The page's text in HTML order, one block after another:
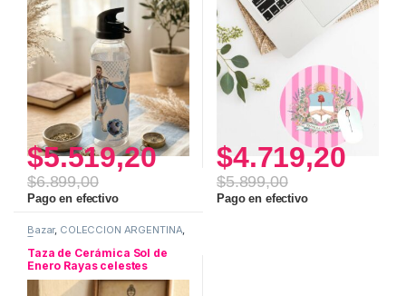
$5.519,20
$6.899,00
Pago en efectivo
$4.719,20
$5.899,00
Pago en efectivo
Bazar, COLECCION ARGENTINA,
Tazas
Taza de Cerámica Sol de
Enero Rayas celestes